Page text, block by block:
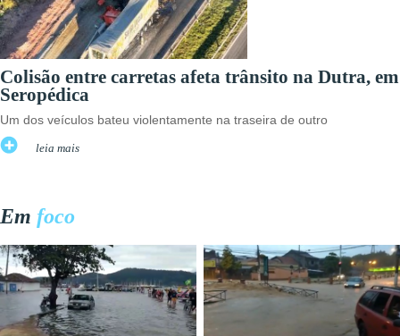
Colisão entre carretas afeta trânsito na Dutra, em
Seropédica
Um dos veículos bateu violentamente na traseira de outro
leia mais
Em foco